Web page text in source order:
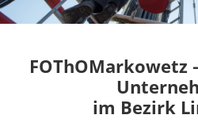
FOThOMarkowetz
im Bezirk